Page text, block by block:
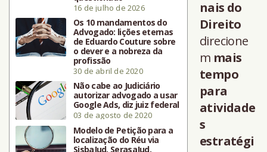
16 de julho de 2026
Os 10 mandamentos do
Advogado: lições eternas
de Eduardo Couture sobre
o dever e a nobreza da
profissão
30 de abril de 2020
Não cabe ao Judiciário
autorizar advogado a usar
Google Ads, diz juiz federal
03 de agosto de 2020
Modelo de Petição para a
localização do Réu via
SisbaJud, SerasaJud,
nais do
Direito
direcione
m mais
tempo
para
atividade
s
estratégi